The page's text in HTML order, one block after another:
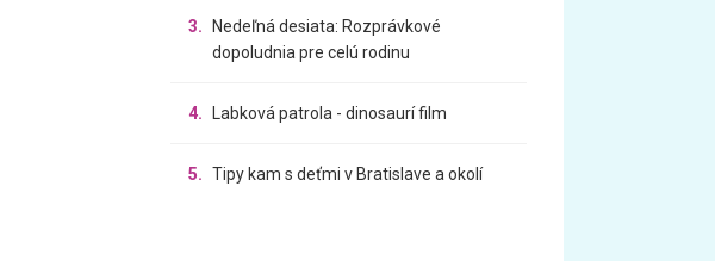
3.
Nedeľná desiata: Rozprávkové
dopoludnia pre celú rodinu
4. Labková patrola - dinosaurí film
5. Tipy kam s deťmi v Bratislave a okolí